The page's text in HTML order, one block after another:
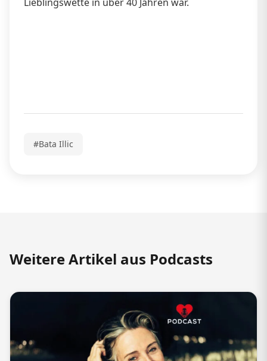
#Bata Illic
Weitere Artikel aus Podcasts